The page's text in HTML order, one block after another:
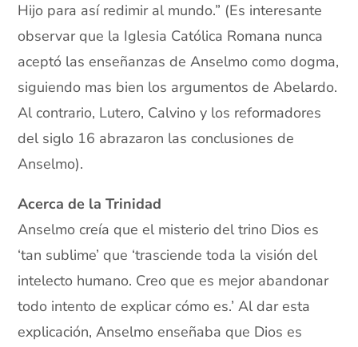
Hijo para así redimir al mundo.” (Es interesante
observar que la Iglesia Católica Romana nunca
aceptó las enseñanzas de Anselmo como dogma,
siguiendo mas bien los argumentos de Abelardo.
Al contrario, Lutero, Calvino y los reformadores
del siglo 16 abrazaron las conclusiones de
Anselmo).
Acerca de la Trinidad
Anselmo creía que el misterio del trino Dios es
‘tan sublime’ que ‘trasciende toda la visión del
intelecto humano. Creo que es mejor abandonar
todo intento de explicar cómo es.’ Al dar esta
explicación, Anselmo enseñaba que Dios es